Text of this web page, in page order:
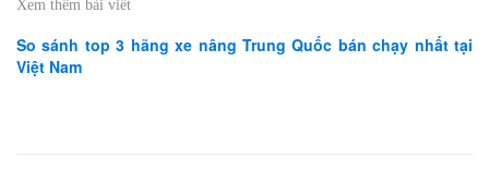
Xem thêm bài viết
So sánh top 3 hãng xe nâng Trung Quốc bán chạy nhất tại
Việt Nam